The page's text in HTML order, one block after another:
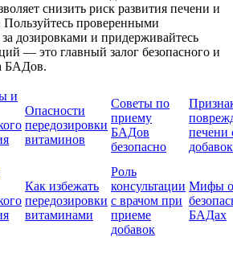
снизить риск развития печени и
Пользуйтесь проверенными
дозировками и придерживайтесь
— это главный залог безопасного и
БАДов.
и
Опасности
передозировки
витаминов
Советы по
приему
БАДов
безопасно
печени
добавок
Как избежать
передозировки
витаминами
Роль
консультации
с врачом при
приеме
добавок
Мифы о
БАДах